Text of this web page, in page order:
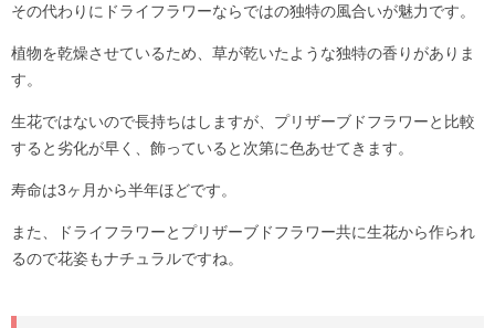
その代わりにドライフラワーならではの独特の風合いが魅力です。
植物を乾燥させているため、草が乾いたような独特の香りがありま
す。
生花ではないので長持ちはしますが、プリザーブドフラワーと比較
すると劣化が早く、飾っていると次第に色あせてきます。
寿命は3ヶ月から半年ほどです。
また、ドライフラワーとプリザーブドフラワー共に生花から作られ
るので花姿もナチュラルですね。